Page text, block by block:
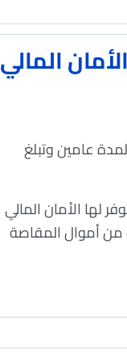
الأمان المالي
عامين وتبلغ
لها الأمان المالي
من أموال المقاصة